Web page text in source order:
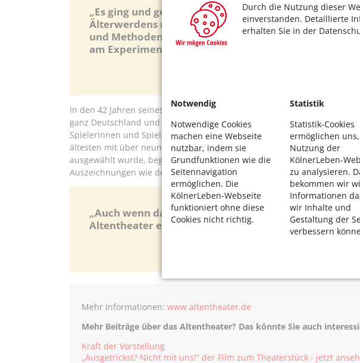
Durch die Nutzung dieser
einverstanden. Detaillierte
erhalten Sie in der
Notwendig
Notwendige Cookies
machen eine Webseite
nutzbar, indem sie
Grundfunktionen wie die
Seitennavigation
ermöglichen. Die
KölnerLeben-Webseite
funktioniert ohne diese
Cookies nicht richtig.
Statistik
Statistik-Cookies
ermöglichen
Nutzung der
KölnerLeben-
zu analysieren.
bekommen wir
Informationen
wir Inhalte und
Gestaltung der
verbessern
„Es ging und geht uns darum, das Kapital, den Schatz
Älterwerdens mit vorhandenen und neu zu
und Methoden zum Blühen zu bringen und eine
am Experiment Kunst anzubieten.“
In den 42 Jahren seines Bestehens entstanden 21 Inszenierungen, die
ganz Deutschland und auf Gastspielen und Festivals auch im Ausland
Spielerinnen und Spieler haben im Laufe der Jahre die
ältesten mit über neunzig Jahren. Ursel Hacker, die 2006 als
ausgewählt wurde, begeisterte sogar noch mit hundert Jahren das
Auszeichnungen wie den Hauptpreis des Otto-Mühlschlegel-Preises
„Auch wenn das Theaterspiel so flüchtig wie das
Altentheater eine Spur hinterlassen.“
Mehr Informationen: www.altentheater.de
Mehr Beiträge über das Altentheater? Das könnte Sie auch
Kraft der Vorstellung
„Ausgetrickst? Nicht mit uns!“ der Film zum Theaterstück - jetzt